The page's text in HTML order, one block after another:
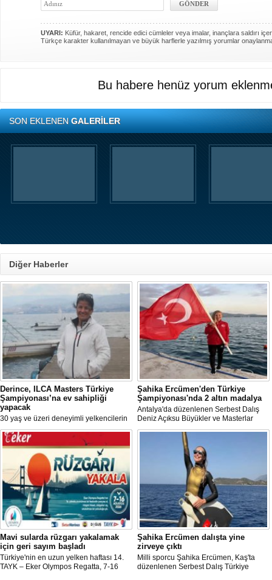
UYARI: Küfür, hakaret, rencide edici cümleler veya imalar, inançlara saldırı
Türkçe karakter kullanılmayan ve büyük harflerle yazılmış yorumlar
Bu habere henüz yorum
SON EKLENENGALERİLER
Diğer Haberler
Derince, ILCA Masters Türkiye
Şampiyonası’na ev sahipliği
yapacak
30 yaş ve üzeri deneyimli yelkencilerin
mücadele ettiği ILCA Masters 2026
Türkiye Şampiyonası, bu yıl Kocaeli’nin
Derince ilçesinde gerçekleştirilecek.
Şahika Ercümen'den Türkiye
Şampiyonası'nda 2 altın madalya
Antalya'da düzenlenen Serbest Dalış
Deniz Açıksu Büyükler ve Masterlar
Bireysel Türkiye Şampiyonası'nda milli
sporcu ve serbest dalış dünya
rekortmeni Şahika Ercümen, 2 altın
madalya kazandı.
Mavi sularda rüzgarı yakalamak
için geri sayım başladı
Türkiye'nin en uzun yelken haftası 14.
TAYK – Eker Olympos Regatta, 7-16
Şahika Ercümen dalışta yine
zirveye çıktı
Milli sporcu Şahika Ercümen, Kaş'ta
düzenlenen Serbest Dalış Türkiye